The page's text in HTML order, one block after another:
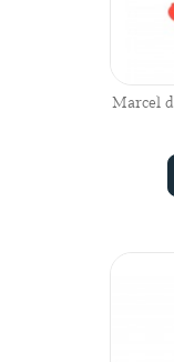
Marcel